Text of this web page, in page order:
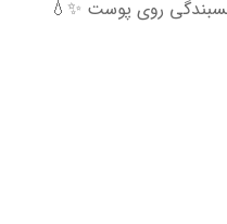
روی پوست ✨💧